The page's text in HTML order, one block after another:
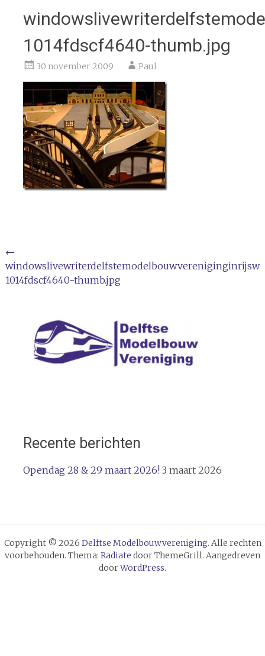
1014fdscf4640-thumb.jpg
30 november 2009 Paul
Bericht
navigatie
←
1014fdscf4640-thumb.jpg
Recente berichten
Opendag 28 & 29 maart 2026! 3 maart 2026
Copyright © 2026 Delftse Modelbouwvereniging. Alle rechten
voorbehouden. Thema: Radiate door ThemeGrill. Aangedreven
doorWordPress.